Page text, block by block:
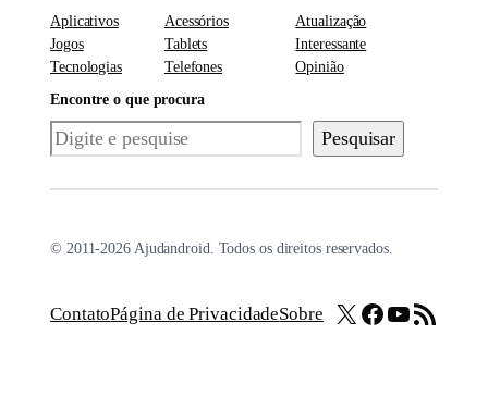
Aplicativos
Jogos
Tecnologias
Acessórios
Tablets
Telefones
Atualização
Interessante
Opinião
Encontre o que procura
Pesquisar Pesquisar
© 2011-2026 Ajudandroid. Todos os direitos reservados.
ContatoPágina de PrivacidadeSobre X Facebook
Youtube
Feed RSS